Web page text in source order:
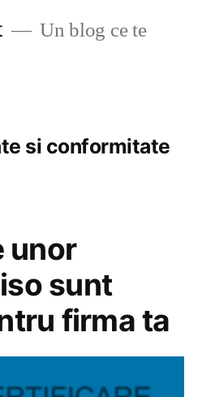
Un blog ce te
si conformitate
unor
sunt
firma ta